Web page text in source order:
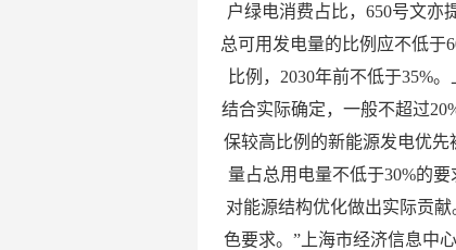
户绿电消费占比，650号文亦
总可用发电量的比例应不低于
比例，2030年前不低于35%
结合实际确定，一般不超过
保较高比例的新能源发电优
量占总用电量不低于30%的
对能源结构优化做出实际贡
色要求。”上海市经济信息中